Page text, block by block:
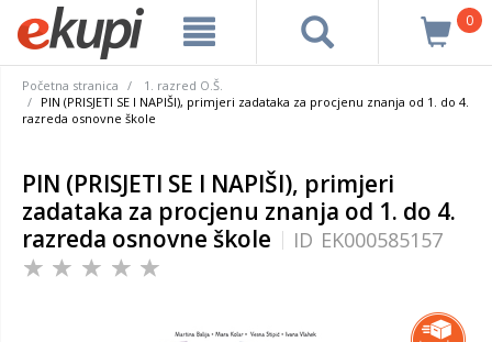
0
Početna stranica
1. razred O.Š.
PIN (PRISJETI SE I NAPIŠI), primjeri zadataka za procjenu znanja od 1. do 4.
razreda osnovne škole
PIN (PRISJETI SE I NAPIŠI), primjeri
zadataka za procjenu znanja od 1. do 4.
razreda osnovne škole
ID EK000585157